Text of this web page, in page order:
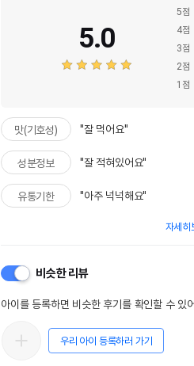
5.0
5점
4점
3점
2점
1 점
맛(기호성) "잘 먹어요"
성분정보 "잘 적혀있어요"
유통기한 "아주 넉넉해요"
자세히
비슷한 리뷰
아이를 등록하면 비슷한 후기를 확인할 수 있
우리 아이 등록하러 가기